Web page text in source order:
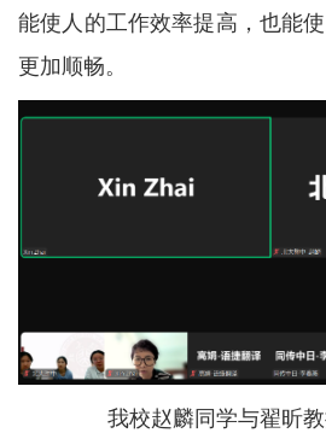
能使人的工作效率提高，也能
更加顺畅。
我校赵麟同学与翟昕